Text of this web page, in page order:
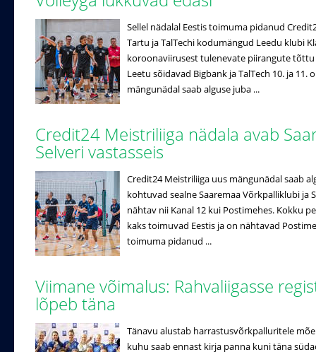
Sellel nädalal Eestis toimuma pidanud
Tartu ja TalTechi kodumängud Leedu klubi
koroonaviirusest tulenevate piirangute tõttu
Leetu sõidavad Bigbank ja TalTech 10. ja
mängunädal saab alguse juba ...
Credit24 Meistriliiga nädala avab
Selveri vastasseis
Credit24 Meistriliiga uus mängunädal saab
kohtuvad sealne Saaremaa Võrkpalliklubi ja
nähtav nii Kanal 12 kui Postimehes. Kokku
kaks toimuvad Eestis ja on nähtavad
toimuma pidanud ...
Viimane võimalus: Rahvaliigasse
lõpeb täna
Tänavu alustab harrastusvõrkpalluritele
kuhu saab ennast kirja panna kuni täna